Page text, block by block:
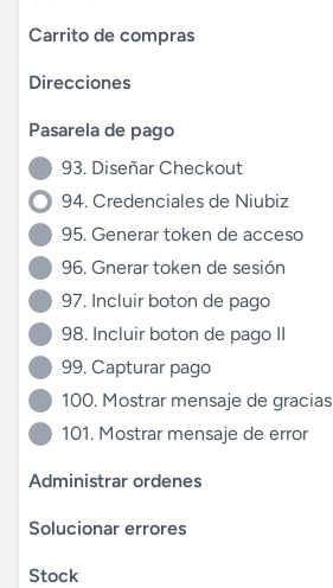
Carrito de compras
Direcciones
Pasarela de pago
93. Diseñar Checkout
94. Credenciales de Niubiz
95. Generar token de acceso
96. Gnerar token de sesión
97. Incluir boton de pago
98. Incluir boton de pago II
99. Capturar pago
100. Mostrar mensaje de gracias
101. Mostrar mensaje de error
Administrar ordenes
Solucionar errores
Stock